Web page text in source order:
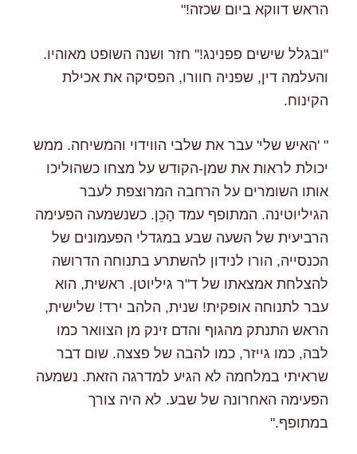
הראש דווקא ביום שכזה!"
"ובגלל שישים פפנינג!" חזר ושנה השופט מאוהיו.
והעלמה דין, שפניה חוורו, הפסיקה את אכילת
הקינוח.
" 'האיש שלי' עבר את שלבי הווידוי והמשיחה. ממש
יכולת לראות את שמן-הקודש על מצחו כשהוליכו
אותו השומרים על הרחבה המרוצפת לעבר
הגיליוטינה. המתופף עמד הָכֵן. כשנשמעה הפעימה
הרביעית של השעה שבע במגדלי הפעמונים של
הכנסייה, הורו לנידון להשתרע בתנוחה הדרושה
להצלחת אמצאתו של ד"ר גיליוטן. ראשית, הוא
עבר לתנוחה אופקית! שנית, הלהב ירד! שלישית,
הראש התנתק מהגוף והדם זינק מן הצוואר כמו
לבּה, כמו גייזר, כמו להבה של פצצה. שום דבר
שראיתי במלחמה לא הגיע למדרגה הזאת. נשמעה
הפעימה האחרונה של שבע. לא היה צורך
במתופף."